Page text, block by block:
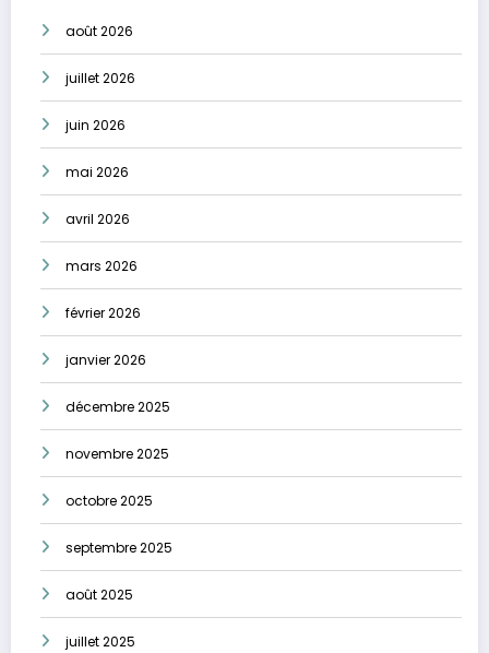
août 2026
juillet 2026
juin 2026
mai 2026
avril 2026
mars 2026
février 2026
janvier 2026
décembre 2025
novembre 2025
octobre 2025
septembre 2025
août 2025
juillet 2025